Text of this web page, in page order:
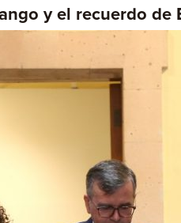
y el recuerdo de